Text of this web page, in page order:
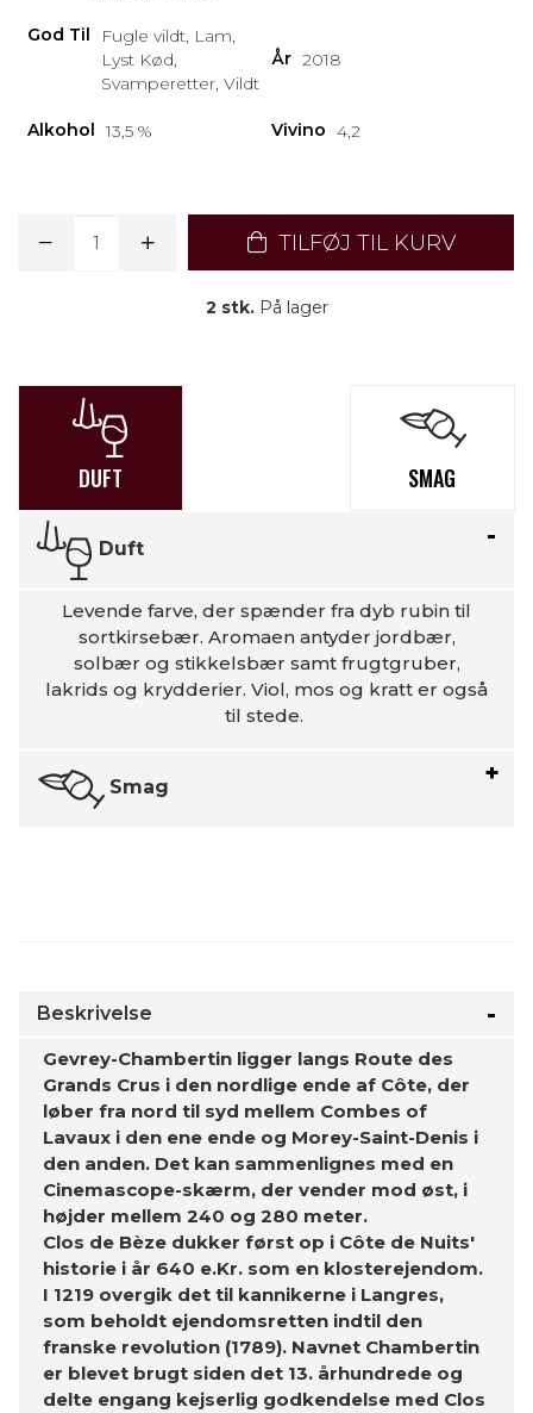
God Til
Fugle vildt, Lam,
Lyst Kød,
Svamperetter, Vildt
År 2018
Alkohol 13,5 % Vivino 4,2
TILFØJ TIL KURV
2 stk.På lager
DUFT SMAG
Duft
Levende farve, der spænder fra dyb rubin til
sortkirsebær. Aromaen antyder jordbær,
solbær og stikkelsbær samt frugtgruber,
lakrids og krydderier. Viol, mos og kratt er også
til stede.
Smag
Beskrivelse
Gevrey-Chambertin ligger langs Route des
Grands Crus i den nordlige ende af Côte, der
løber fra nord til syd mellem Combes of
Lavaux i den ene ende og Morey-Saint-Denis i
den anden. Det kan sammenlignes med en
Cinemascope-skærm, der vender mod øst, i
højder mellem 240 og 280 meter.
Clos de Bèze dukker først op i Côte de Nuits'
historie i år 640 e.Kr. som en klosterejendom.
I 1219 overgik det til kannikerne i Langres,
som beholdt ejendomsretten indtil den
franske revolution (1789). Navnet Chambertin
er blevet brugt siden det 13. århundrede og
delte engang kejserlig godkendelse med Clos